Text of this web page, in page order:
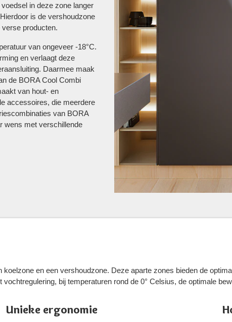
in deze zone langer
is de vershoudzone
producten.
van ongeveer -18°C.
en verlaagt deze
Daarmee maak
de BORA Cool Combi
van hout- en
accessoires, die meerdere
van BORA
wens met verschillende
en een vershoudzone. Deze aparte zones bieden de
bij temperaturen rond de 0° Celsius, de optimale
Unieke ergonomie